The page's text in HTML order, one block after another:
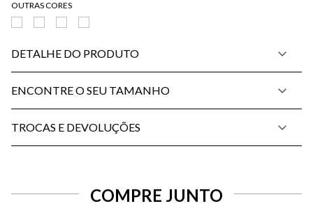
DETALHE DO PRODUTO
ENCONTRE O SEU TAMANHO
TROCAS E DEVOLUÇÕES
COMPRE JUNTO